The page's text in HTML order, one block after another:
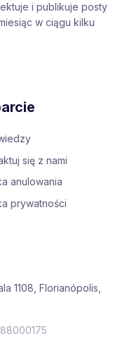
i publikuje posty
w ciągu kilku
się z nami
anulowania
prywatności
1108, Florianópolis,